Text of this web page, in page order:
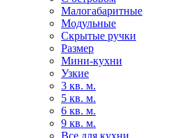
Малогабаритные
Модульные
Скрытые ручки
Размер
Мини-кухни
Узкие
3 кв. м.
5 кв. м.
6 кв. м.
9 кв. м.
Все для кухни